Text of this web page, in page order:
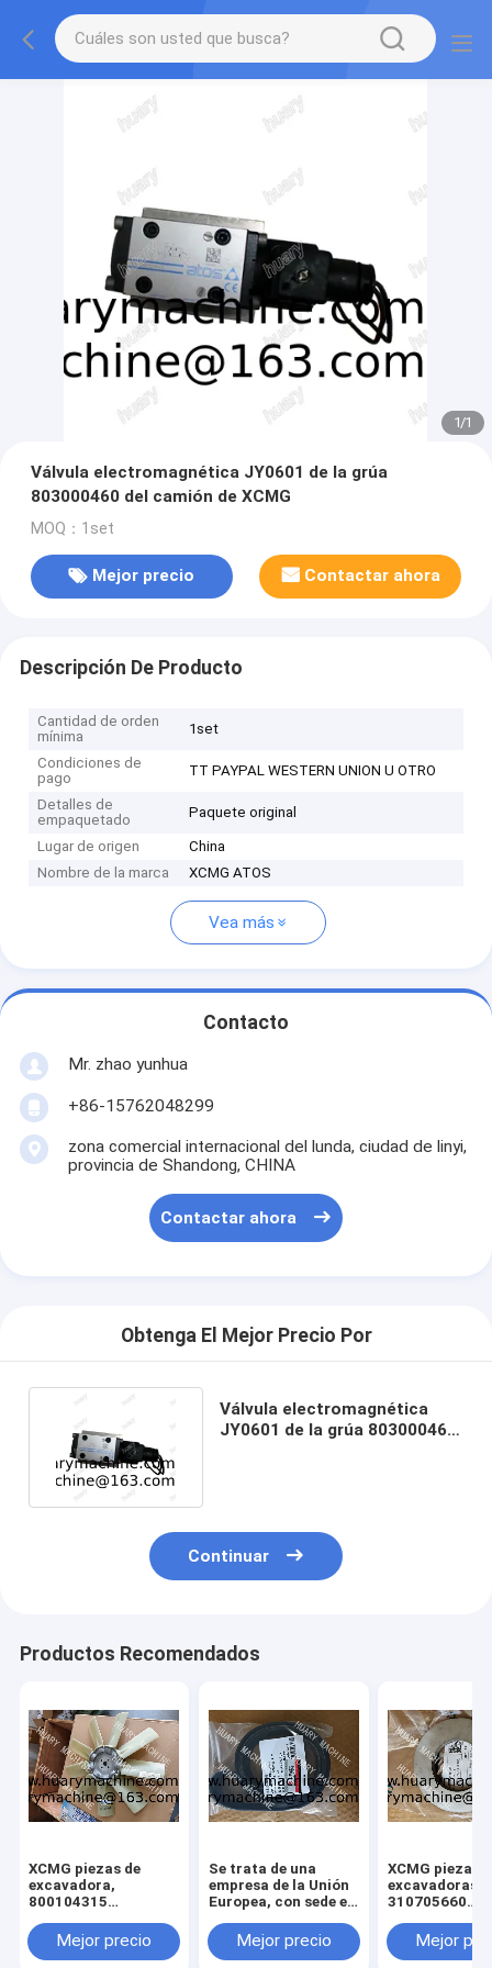
1/1
Válvula electromagnética JY0601 de la grúa
803000460 del camión de XCMG
MOQ：1set
Mejor precio Contactar ahora
Descripción De Producto
Cantidad de orden
mínima
1set
Condiciones de
pago
TT PAYPAL WESTERN UNION U OTRO
Detalles de
empaquetado
Paquete original
Lugar de origen
China
Nombre de la marca
XCMG ATOS
Vea más
Contacto
Mr. zhao yunhua
+86-15762048299
zona comercial internacional del lunda, ciudad de linyi,
provincia de Shandong, CHINA
Contactar ahora
Obtenga El Mejor Precio Por
Válvula electromagnética
JY0601 de la grúa 803000460
Continuar
Productos Recomendados
XCMG piezas de
excavadora,
800104315
xcmg xe 130 xe 150
Mejor precio
Se trata de una
empresa de la Unión
Europea, con sede en
Mejor precio
XCMG piezas
excavadoras,
310705660
3299000666
329900710
Mejor